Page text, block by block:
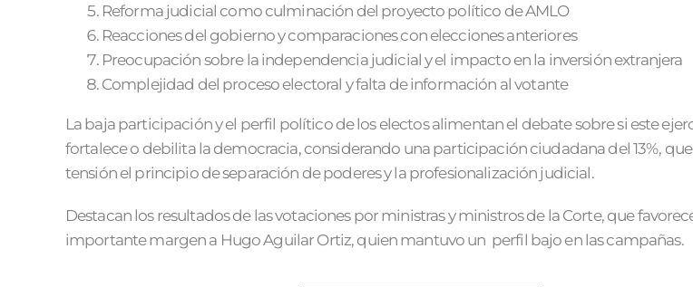
Reforma judicial como culminación del proyecto político de AMLO
Reacciones del gobierno y comparaciones con elecciones anteriores
Preocupación sobre la independencia judicial y el impacto en la inversión extranjera
Complejidad del proceso electoral y falta de información al votante
La baja participación y el perfil político de los electos alimentan el debate sobre si este
fortalece o debilita la democracia, considerando una participación ciudadana del 13%,
tensión el principio de separación de poderes y la profesionalización judicial.
Destacan los resultados de las votaciones por ministras y ministros de la Corte, que
importante margen a Hugo Aguilar Ortiz, quien mantuvo un perfil bajo en las campañas.